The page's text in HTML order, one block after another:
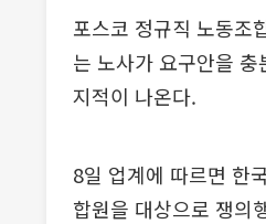
포스코 정규직 노동조
는 노사가 요구안을
지적이 나온다.
8일 업계에 따르면 한
합원을 대상으로 쟁의